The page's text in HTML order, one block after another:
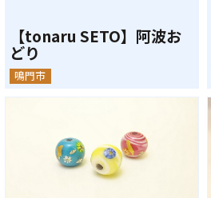
【tonaru SETO】阿波お
どり
鳴門市